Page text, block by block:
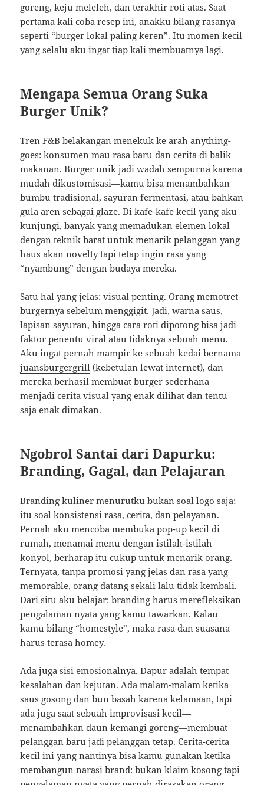
goreng, keju meleleh, dan terakhir roti atas. Saat
pertama kali coba resep ini, anakku bilang rasanya
seperti “burger lokal paling keren”. Itu momen kecil
yang selalu aku ingat tiap kali membuatnya lagi.
Mengapa Semua Orang Suka
Burger Unik?
Tren F&B belakangan menekuk ke arah anything-
goes: konsumen mau rasa baru dan cerita di balik
makanan. Burger unik jadi wadah sempurna karena
mudah dikustomisasi—kamu bisa menambahkan
bumbu tradisional, sayuran fermentasi, atau bahkan
gula aren sebagai glaze. Di kafe-kafe kecil yang aku
kunjungi, banyak yang memadukan elemen lokal
dengan teknik barat untuk menarik pelanggan yang
haus akan novelty tapi tetap ingin rasa yang
“nyambung” dengan budaya mereka.
Satu hal yang jelas: visual penting. Orang memotret
burgernya sebelum menggigit. Jadi, warna saus,
lapisan sayuran, hingga cara roti dipotong bisa jadi
faktor penentu viral atau tidaknya sebuah menu.
Aku ingat pernah mampir ke sebuah kedai bernama
juansburgergrill (kebetulan lewat internet), dan
mereka berhasil membuat burger sederhana
menjadi cerita visual yang enak dilihat dan tentu
saja enak dimakan.
Ngobrol Santai dari Dapurku:
Branding, Gagal, dan Pelajaran
Branding kuliner menurutku bukan soal logo saja;
itu soal konsistensi rasa, cerita, dan pelayanan.
Pernah aku mencoba membuka pop-up kecil di
rumah, menamai menu dengan istilah-istilah
konyol, berharap itu cukup untuk menarik orang.
Ternyata, tanpa promosi yang jelas dan rasa yang
memorable, orang datang sekali lalu tidak kembali.
Dari situ aku belajar: branding harus merefleksikan
pengalaman nyata yang kamu tawarkan. Kalau
kamu bilang “homestyle”, maka rasa dan suasana
harus terasa homey.
Ada juga sisi emosionalnya. Dapur adalah tempat
kesalahan dan kejutan. Ada malam-malam ketika
saus gosong dan bun basah karena kelamaan, tapi
ada juga saat sebuah improvisasi kecil—
menambahkan daun kemangi goreng—membuat
pelanggan baru jadi pelanggan tetap. Cerita-cerita
kecil ini yang nantinya bisa kamu gunakan ketika
membangun narasi brand: bukan klaim kosong tapi